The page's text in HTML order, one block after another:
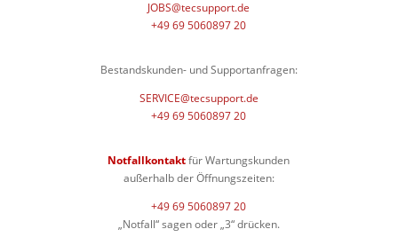
JOBS@tecsupport.de
+49 69 5060897 20
Bestandskunden- und Supportanfragen:
SERVICE@tecsupport.de
+49 69 5060897 20
Notfallkontakt für Wartungskunden
außerhalb der Öffnungszeiten:
+49 69 5060897 20
„Notfall“ sagen oder „3“ drücken.